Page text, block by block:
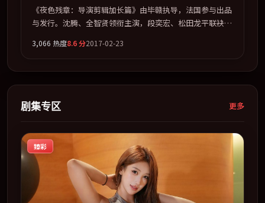
《夜色残章：导演剪辑加长篇》由毕赣执导，法国参与出品
与发行。沈腾、全智贤领衔主演，段奕宏、松田龙平联袂出
疑」类型为骨架，在叙事、表演与视听上力求统一。定于
题片中口碑稳健，适合喜欢强情节与人物弧光的观众完整观
看。
3,066 热度8.6分2017-02-23
剧集专区 更多
臻彩